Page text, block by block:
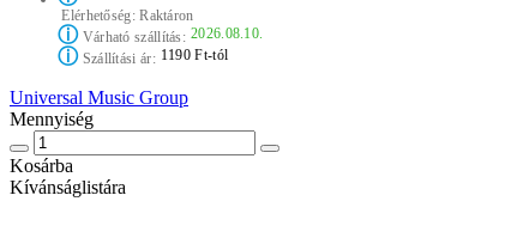
Elérhetőség:Raktáron
ⓘVárható szállítás: 2026.08.10.
ⓘSzállítási ár: 1190 Ft-tól
Universal Music Group
Mennyiség
Kosárba
Kívánságlistára